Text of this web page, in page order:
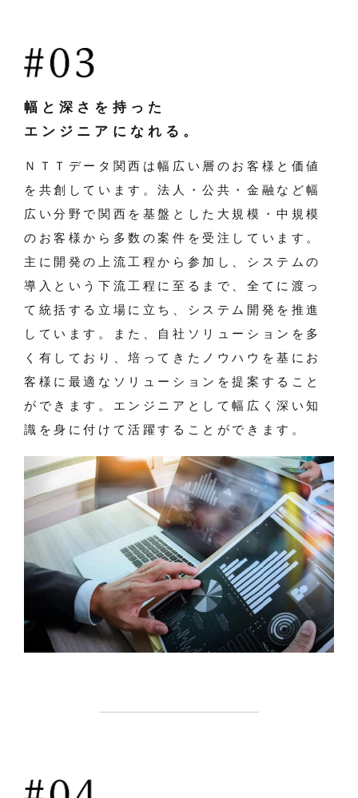
幅と深さを持った
エンジニアになれる。
ＮＴＴデータ関西は幅広い層のお客様と価値
を共創しています。法人・公共・金融など幅
広い分野で関西を基盤とした大規模・中規模
のお客様から多数の案件を受注しています。
主に開発の上流工程から参加し、システムの
導入という下流工程に至るまで、全てに渡っ
て統括する立場に立ち、システム開発を推進
しています。また、自社ソリューションを多
く有しており、培ってきたノウハウを基にお
客様に最適なソリューションを提案すること
ができます。エンジニアとして幅広く深い知
識を身に付けて活躍することができます。